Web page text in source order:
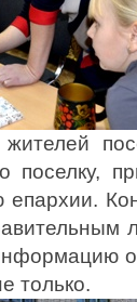
только.